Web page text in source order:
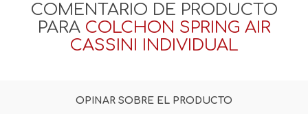
LISTA DE DESEOS
COMENTARIO DE PRODUCTO
PARA COLCHON SPRING AIR
CASSINI INDIVIDUAL
OPINAR SOBRE EL PRODUCTO